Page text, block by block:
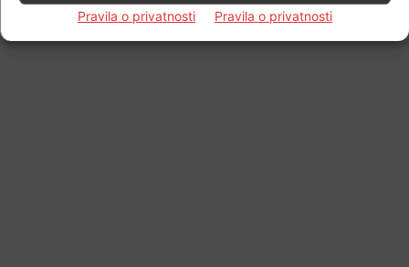
Pravila o privatnosti Pravila o privatnosti